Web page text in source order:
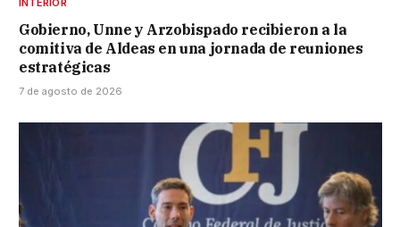
Gobierno, Unne y Arzobispado recibieron a la
comitiva de Aldeas en una jornada de reuniones
estratégicas
7 de agosto de 2026